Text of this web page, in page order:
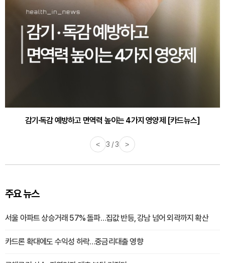
감기·독감 예방하고 면역력 높이는 4가지 영양제 [카드뉴스]
< 3 / 3 >
주요 뉴스
서울 아파트 상승거래 57% 돌파…집값 반등, 강남 넘어 외곽까지 확산
카드론 확대에도 수익성 하락…중금리대출 영향